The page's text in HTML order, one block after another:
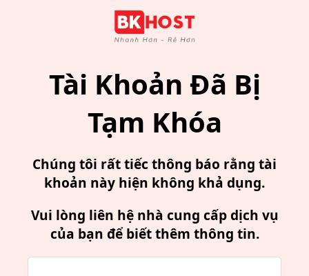
Tài Khoản Đã Bị
Tạm Khóa
Chúng tôi rất tiếc thông báo rằng tài
khoản này hiện không khả dụng.
Vui lòng liên hệ nhà cung cấp dịch vụ
của bạn để biết thêm thông tin.